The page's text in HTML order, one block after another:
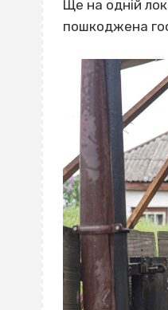
Ще на одній
пошкоджена